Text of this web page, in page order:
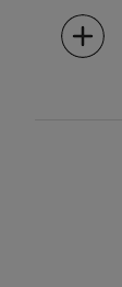
le
cet